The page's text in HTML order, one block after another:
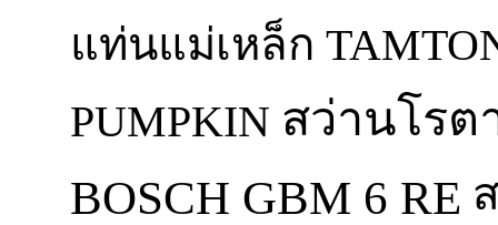
แท่นแม่เหล็ก
PUMPKIN สว่านโรต
BOSCH GBM 6 RE